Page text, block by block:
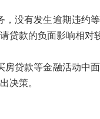
有发生逾期违约等
贷款的负面影响相对
款等金融活动中面
决策。